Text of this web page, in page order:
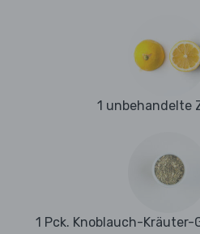
1 unbehandelte
1 Pck. Knoblauch-